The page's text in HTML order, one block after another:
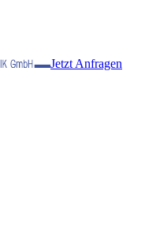
Jetzt Anfragen